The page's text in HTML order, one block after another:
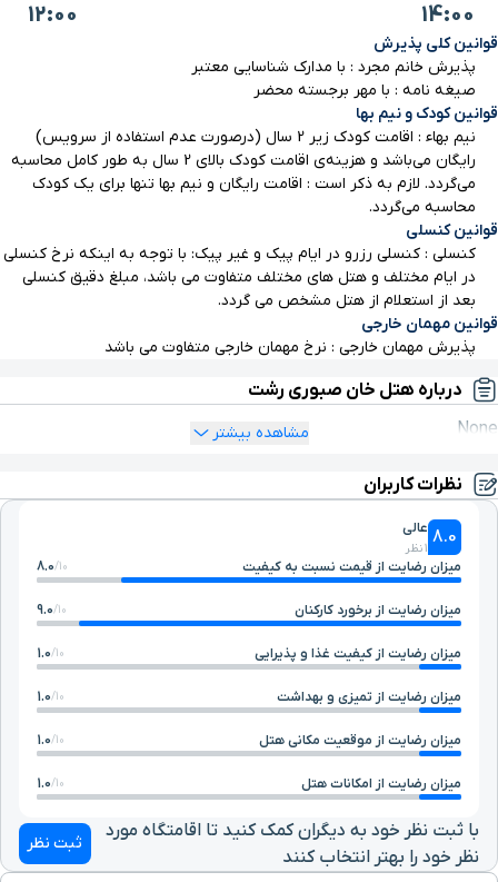
14:00
12:00
قوانین کلی پذیرش
پذیرش خانم مجرد : با مدارک شناسایی معتبر
صیغه نامه : با مهر برجسته محضر
قوانین کودک و نیم بها
نیم بهاء : اقامت کودک زیر 2 سال (درصورت عدم استفاده از سرویس)
رایگان می‌باشد و هزینه‌ی اقامت کودک بالای 2 سال به طور کامل محاسبه
می‌گردد. لازم به ذکر است : اقامت رایگان و نیم بها تنها برای یک کودک
محاسبه می‌گردد.
قوانین کنسلی
کنسلی : کنسلی رزرو در ایام پیک و غیر پیک: با توجه به اینکه نرخ کنسلی
در ایام مختلف و هتل های مختلف متفاوت می باشد، مبلغ دقیق کنسلی
بعد از استعلام از هتل مشخص می گردد.
قوانین مهمان خارجی
پذیرش مهمان خارجی : نرخ مهمان خارجی متفاوت می باشد
درباره هتل خان صبوری رشت
None
مشاهده بیشتر
نظرات کاربران
8.0 عالی
1 نظر
میزان رضایت از قیمت نسبت به کیفیت 10/
8.0
میزان رضایت از برخورد کارکنان 10/
9.0
میزان رضایت از کیفیت غذا و پذیرایی 10/
1.0
میزان رضایت از تمیزی و بهداشت 10/
1.0
میزان رضایت از موقعیت مکانی هتل 10/
1.0
میزان رضایت از امکانات هتل 10/
1.0
با ثبت نظر خود به دیگران کمک کنید تا اقامتگاه مورد
نظر خود را بهتر انتخاب کنند
ثبت نظر